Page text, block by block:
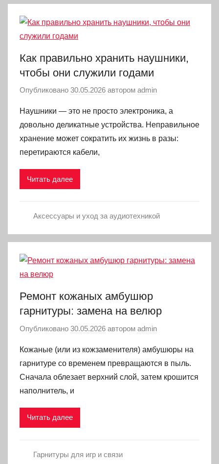
Как правильно хранить наушники,
чтобы они служили годами
Опубликовано 30.05.2026 автором admin
Наушники — это не просто электроника, а
довольно деликатные устройства. Неправильное
хранение может сократить их жизнь в разы:
перетираются кабели,
Читать далее
Аксессуары и уход за аудиотехникой
Ремонт кожаных амбушюр
гарнитуры: замена на велюр
Опубликовано 30.05.2026 автором admin
Кожаные (или из кожзаменителя) амбушюры на
гарнитуре со временем превращаются в пыль.
Сначала облезает верхний слой, затем крошится
наполнитель, и
Читать далее
Гарнитуры для игр и связи